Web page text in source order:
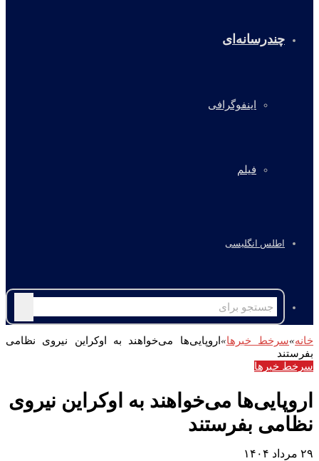
چندرسانه‌ای
اینفوگرافی
فیلم
اطلس انگلیسی
برای
خانه»سرخط خبرها» اروپایی‌ها می‌خواهند به اوکراین نیروی نظامی
بفرستند
سرخط خبرها
اروپایی‌ها می‌خواهند به اوکراین نیروی
نظامی بفرستند
۲۹ مرداد ۱۴۰۴